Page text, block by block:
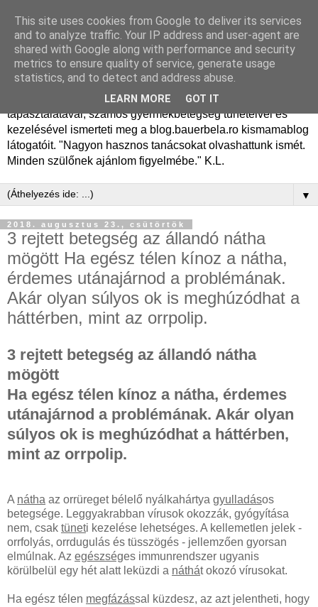
Dr. Bauer Béla Ph.D.
gyermekgyógyász
Dr. Bauer Béla Ph.D. gyermekgyógyász főorvos, 50 éves
tapasztalatával, számos gyermekbetegség tüneteivel és
kezelésével ismerteti meg a blog.bauerbela.ro kismamablog
látogatóit. "Nagyon hasznos tanácsokat olvashattunk ismét.
Minden szülőnek ajánlom figyelmébe." K.L.
▼
2018. augusztus 23., csütörtök
3 rejtett betegség az állandó nátha
mögött Ha egész télen kínoz a nátha,
érdemes utánajárnod a problémának.
Akár olyan súlyos ok is meghúzódhat a
háttérben, mint az orrpolip.
3 rejtett betegség az állandó nátha
mögött
Ha egész télen kínoz a nátha, érdemes
utánajárnod a problémának. Akár olyan
súlyos ok is meghúzódhat a háttérben,
mint az orrpolip.
A nátha az orrüreget bélelő nyálkahártya gyulladásos
betegsége. Leggyakrabban vírusok okozzák, gyógyítása
nem, csak tüneti kezelése lehetséges. A kellemetlen jelek -
orrfolyás, orrdugulás és tüsszögés - jellemzően gyorsan
elmúlnak. Az egészséges immunrendszer ugyanis
körülbelül egy hét alatt leküzdi a náthát okozó vírusokat.
Ha egész télen megfázással küzdesz, az azt jelentheti, hogy
This site uses cookies from Google to deliver its services
and to analyze traffic. Your IP address and user-agent are
shared with Google along with performance and security
metrics to ensure quality of service, generate usage
statistics, and to detect and address abuse.
LEARN MORE GOT IT